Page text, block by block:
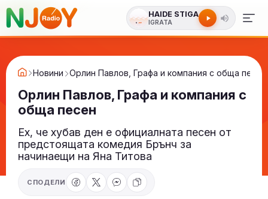
HAIDE STIGA
IGRATA
Новини Орлин Павлов, Графа и компания с обща песен
Орлин Павлов, Графа и компания с
обща песен
Ех, че хубав ден е официалната песен от
предстоящата комедия Брънч за
начинаещи на Яна Титова
СПОДЕЛИ